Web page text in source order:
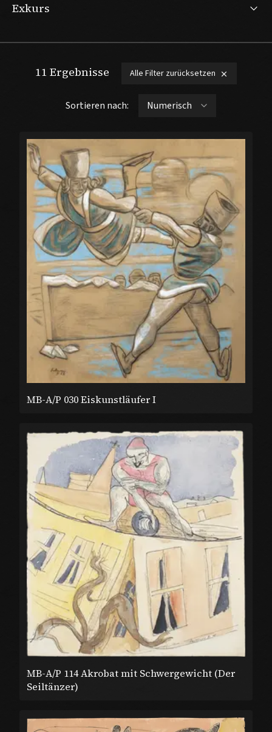
Exkurs
11 Ergebnisse Alle Filter zurücksetzen
Sortieren nach:
MB-A/P 030 Eiskunstläufer I
MB-A/P 114 Akrobat mit Schwergewicht (Der
Seiltänzer)